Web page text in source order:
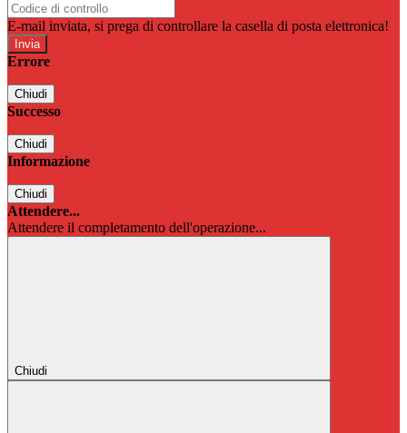
E-mail inviata, si prega di controllare la casella di posta elettronica!
Errore
Chiudi
Successo
Chiudi
Informazione
Chiudi
Attendere...
Attendere il completamento dell'operazione...
Chiudi